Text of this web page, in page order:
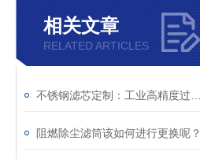
相关文章
RELATED ARTICLES
阻燃除尘滤筒该如何进行更换呢？